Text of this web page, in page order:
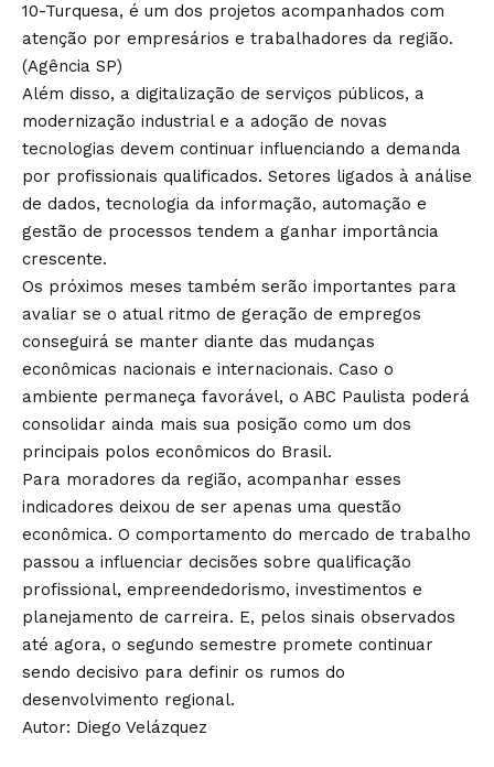
10-Turquesa, é um dos projetos acompanhados com
atenção por empresários e trabalhadores da região.
(Agência SP)
Além disso, a digitalização de serviços públicos, a
modernização industrial e a adoção de novas
tecnologias devem continuar influenciando a demanda
por profissionais qualificados. Setores ligados à análise
de dados, tecnologia da informação, automação e
gestão de processos tendem a ganhar importância
crescente.
Os próximos meses também serão importantes para
avaliar se o atual ritmo de geração de empregos
conseguirá se manter diante das mudanças
econômicas nacionais e internacionais. Caso o
ambiente permaneça favorável, o ABC Paulista poderá
consolidar ainda mais sua posição como um dos
principais polos econômicos do Brasil.
Para moradores da região, acompanhar esses
indicadores deixou de ser apenas uma questão
econômica. O comportamento do mercado de trabalho
passou a influenciar decisões sobre qualificação
profissional, empreendedorismo, investimentos e
planejamento de carreira. E, pelos sinais observados
até agora, o segundo semestre promete continuar
sendo decisivo para definir os rumos do
desenvolvimento regional.
Autor: Diego Velázquez